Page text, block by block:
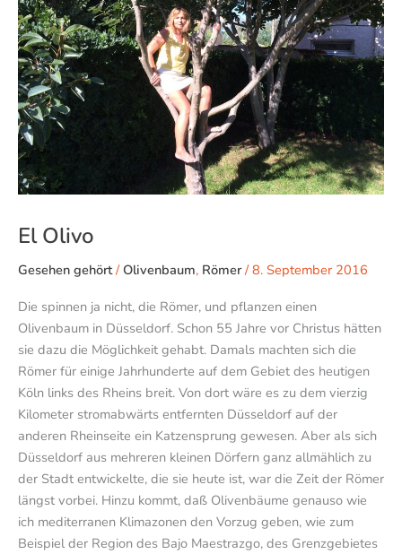
El Olivo
Gesehen gehört/Olivenbaum, Römer/8. September 2016
Die spinnen ja nicht, die Römer, und pflanzen einen
Olivenbaum in Düsseldorf. Schon 55 Jahre vor Christus hätten
sie dazu die Möglichkeit gehabt. Damals machten sich die
Römer für einige Jahrhunderte auf dem Gebiet des heutigen
Köln links des Rheins breit. Von dort wäre es zu dem vierzig
Kilometer stromabwärts entfernten Düsseldorf auf der
anderen Rheinseite ein Katzensprung gewesen. Aber als sich
Düsseldorf aus mehreren kleinen Dörfern ganz allmählich zu
der Stadt entwickelte, die sie heute ist, war die Zeit der Römer
längst vorbei. Hinzu kommt, daß Olivenbäume genauso wie
ich mediterranen Klimazonen den Vorzug geben, wie zum
Beispiel der Region des Bajo Maestrazgo, des Grenzgebietes